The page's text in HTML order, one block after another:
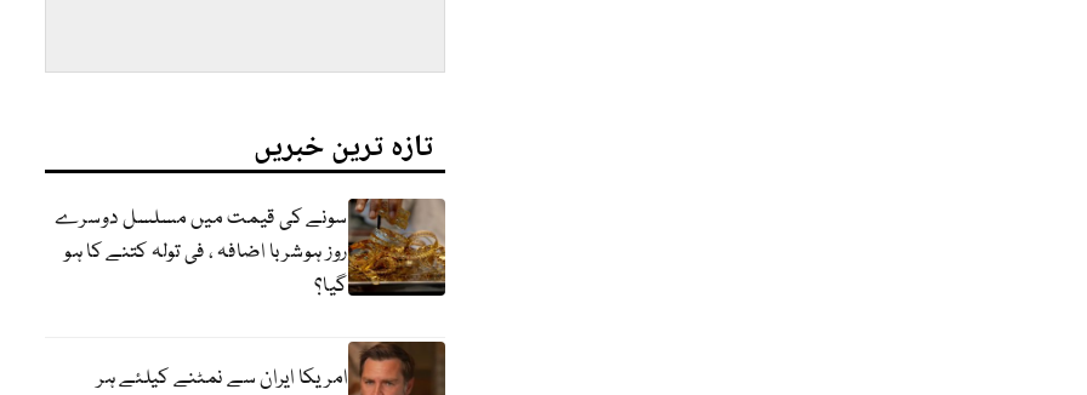
تازہ ترین خبریں
سونے کی قیمت میں مسلسل دوسرے
روز ہوشربا اضافہ ، فی تولہ کتنے کا ہو
گیا؟
امریکا ایران سے نمٹنے کیلئے ہر